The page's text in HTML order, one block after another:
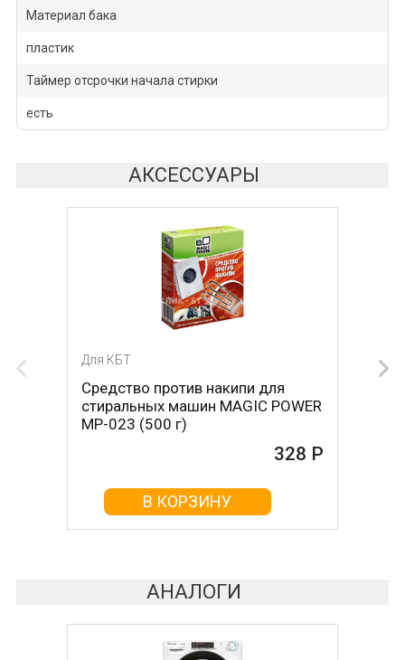
Материал бака
пластик
Таймер отсрочки начала стирки
есть
АКСЕССУАРЫ
Для КБТ
Средство против накипи для
стиральных машин MAGIC POWER
MP-023 (500 г)
328 Р
В КОРЗИНУ
Для КБТ
Средство против накипи для
стиральных машин BON BN-023
(500 г)
161 Р
В КОРЗИНУ
АНАЛОГИ